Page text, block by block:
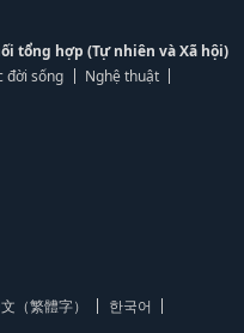
tổng hợp (Tự nhiên và Xã hội)
đời sống
Nghệ thuật
（繁體字）
한국어